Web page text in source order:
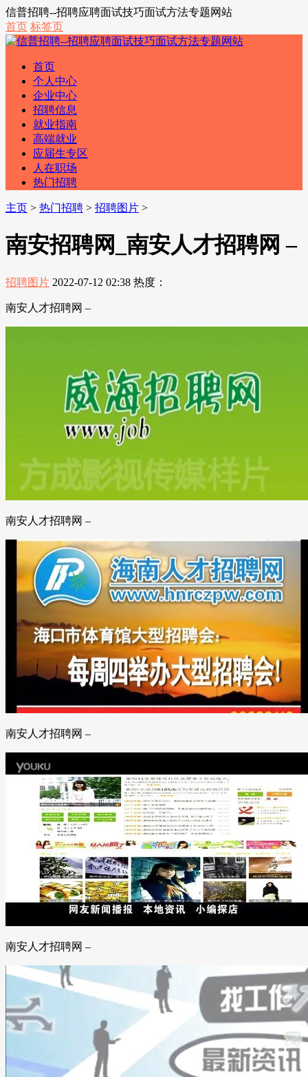
信普招聘--招聘应聘面试技巧面试方法专题网站
首页 标签页
首页
个人中心
企业中心
招聘信息
就业指南
高端就业
应届生专区
人在职场
热门招聘
主页 > 热门招聘 > 招聘图片 >
南安招聘网_南安人才招聘网 –
招聘图片 2022-07-12 02:38 热度：
南安人才招聘网 –
南安人才招聘网 –
南安人才招聘网 –
南安人才招聘网 –